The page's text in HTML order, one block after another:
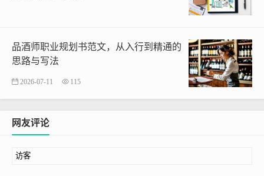
品酒师职业规划书范文，从入行到精通的
思路与写法
2026-07-11 115
网友评论